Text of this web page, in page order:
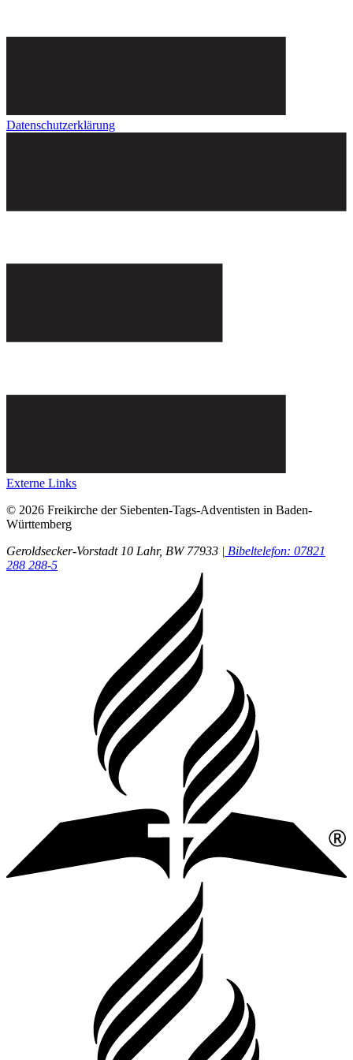
Datenschutzerklärung
Externe Links
© 2026 Freikirche der Siebenten-Tags-Adventisten in Baden-
Württemberg
Geroldsecker-Vorstadt 10 Lahr, BW 77933 | Bibeltelefon: 07821
288 288-5